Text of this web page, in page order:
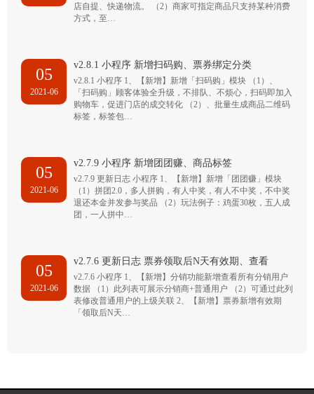
店自提、快递物流。 （2）商家可指定商品只支持某种消费
方式，至…
05
2021-06
v2.8.1 小程序 新增扫码购、票券绑定分类
v2.8.1 小程序 1、【新增】新增「扫码购」模块 （1）、
「扫码购」顾客体验全升级，不排队、不烦心，扫码即加入
购物车，促进门店的成交转化 （2）、批量生成商品二维码
标签，标签包…
05
2021-06
v2.7.9 小程序 新增团团赚、商品标签
v2.7.9 更新日志 小程序 1、【新增】新增「团团赚」模块
（1）拼团2.0，多人拼购，有人中奖，有人不中奖，不中奖
退还本金并发参与奖品 （2）玩法例子：鸡蛋30枚，五人成
团，一人拼中…
05
2021-06
v2.7.6 更新日志 票券领取后N天有效期、查看
v2.7.6 小程序 1、【新增】分销功能新增查看所有分销用户
数据 （1）此列表可展示分销商+普通用户 （2）可通过此列
表修改普通用户的上级关联 2、【新增】票券新增有效期
「领取后N天…